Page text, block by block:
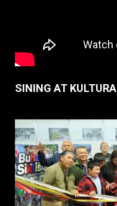
SINING AT KULTURA